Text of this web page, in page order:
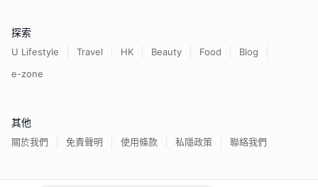
探索
U Lifestyle Travel HK Beauty Food
Blog
e-zone
其他
關於我們 免責聲明 使用條款 私隱政策 聯絡我們